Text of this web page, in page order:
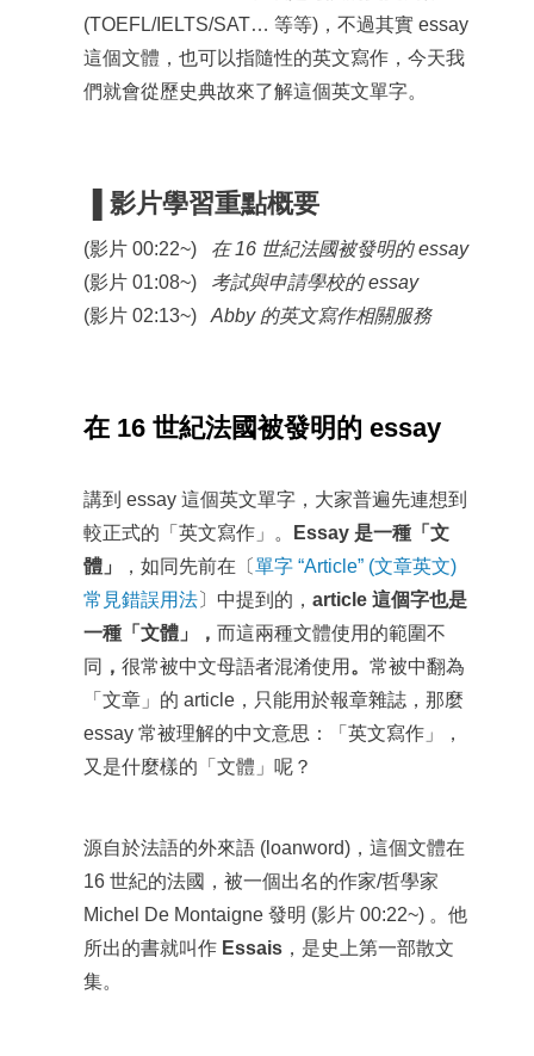
(TOEFL/IELTS/SAT… 等等)，不過其實 essay
這個文體，也可以指隨性的英文寫作，今天我
們就會從歷史典故來了解這個英文單字。
影片學習重點概要
(影片 00:22~) 在 16 世紀法國被發明的 essay
(影片 01:08~) 考試與申請學校的 essay
(影片 02:13~) Abby 的英文寫作相關服務
在 16 世紀法國被發明的 essay
講到 essay 這個英文單字，大家普遍先連想到
較正式的「英文寫作」。
Essay 是一種「文
體」
，如同先前在〔單字 “Article” (文章英文)
常見錯誤用法〕中提到的， article 這個字也是
一種「文體」， 而這兩種文體使用的範圍不
同 ， 很常被中文母語者混淆使用 。 常被中翻為
「文章」的 article，只能用於報章雜誌，那麼
essay 常被理解的中文意思：「英文寫作」，
又是什麼樣的「文體」呢？
源自於法語的外來語 (loanword)，這個文體在
16 世紀的法國，被一個出名的作家/哲學家
Michel De Montaigne 發明 (影片 00:22~) 。他
所出的書就叫作 Essais ，是史上第一部散文
集。